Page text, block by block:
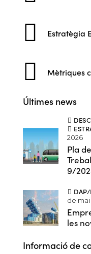
Estratègia
Mètriques
Últimes news
2026
Pla
9/
de
les
Informació de